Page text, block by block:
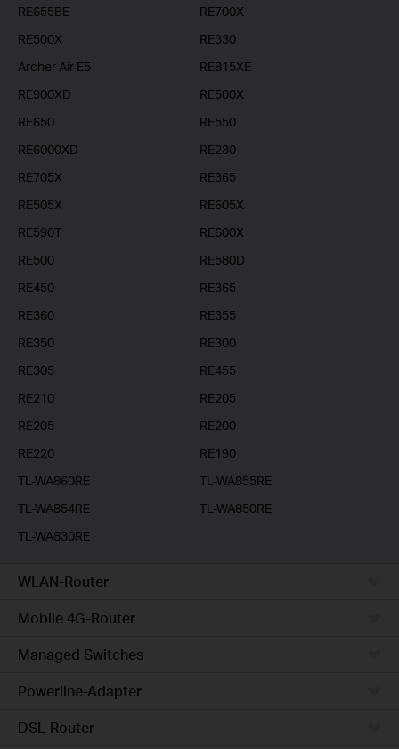
RE655BE
RE700X
RE500X
RE330
Archer Air E5
RE815XE
RE900XD
RE500X
RE650
RE550
RE6000XD
RE230
RE705X
RE365
RE505X
RE605X
RE590T
RE600X
RE500
RE580D
RE450
RE365
RE360
RE355
RE350
RE300
RE305
RE455
RE210
RE205
RE205
RE200
RE220
RE190
TL-WA860RE
TL-WA855RE
TL-WA854RE
TL-WA850RE
TL-WA830RE
WLAN-Router
Mobile 4G-Router
Managed Switches
Powerline-Adapter
DSL-Router